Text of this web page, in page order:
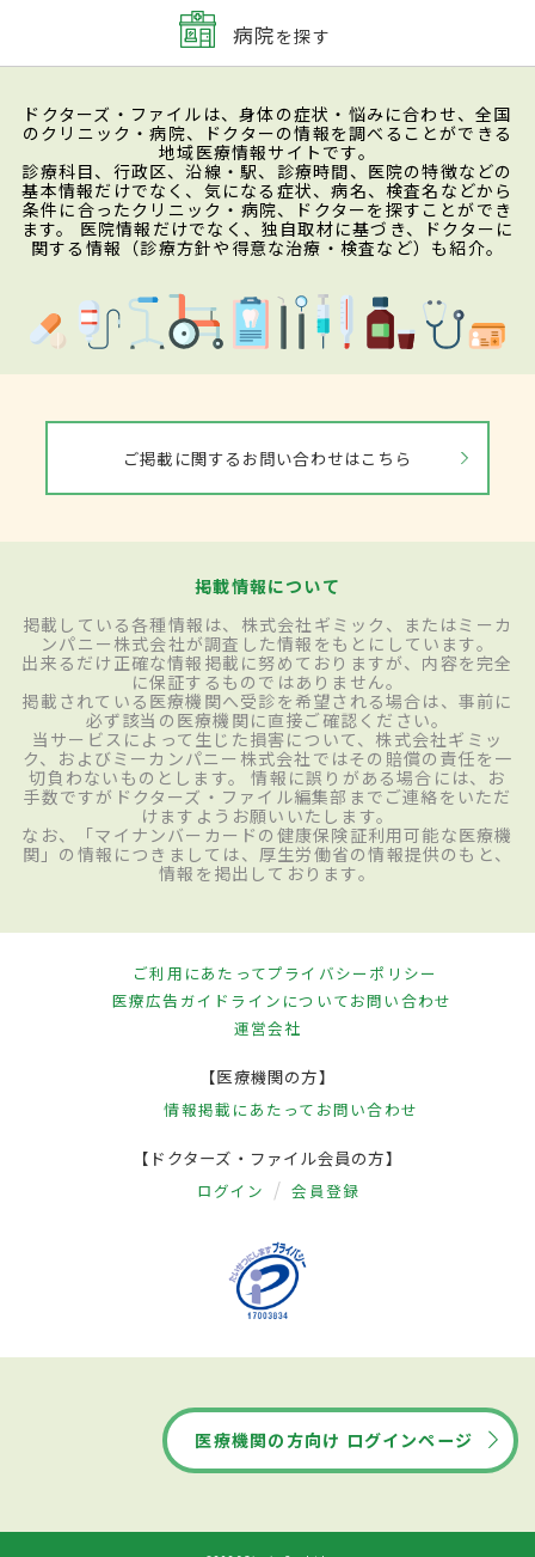
病院を探す
ドクターズ・ファイルは、身体の症状・悩みに合わせ、全国
のクリニック・病院、ドクターの情報を調べることができる
地域医療情報サイトです。
診療科目、行政区、沿線・駅、診療時間、医院の特徴などの
基本情報だけでなく、気になる症状、病名、検査名などから
条件に合ったクリニック・病院、ドクターを探すことができ
ます。 医院情報だけでなく、独自取材に基づき、ドクターに
関する情報（診療方針や得意な治療・検査など）も紹介。
ご掲載に関するお問い合わせはこちら
掲載情報について
掲載している各種情報は、株式会社ギミック、またはミーカ
ンパニー株式会社が調査した情報をもとにしています。
出来るだけ正確な情報掲載に努めておりますが、内容を完全
に保証するものではありません。
掲載されている医療機関へ受診を希望される場合は、事前に
必ず該当の医療機関に直接ご確認ください。
当サービスによって生じた損害について、株式会社ギミッ
ク、およびミーカンパニー株式会社ではその賠償の責任を一
切負わないものとします。 情報に誤りがある場合には、お
手数ですがドクターズ・ファイル編集部までご連絡をいただ
けますようお願いいたします。
なお、「マイナンバーカードの健康保険証利用可能な医療機
関」の情報につきましては、厚生労働省の情報提供のもと、
情報を掲出しております。
ご利用にあたってプライバシーポリシー
医療広告ガイドラインについてお問い合わせ
運営会社
【医療機関の方】
情報掲載にあたって お問い合わせ
【ドクターズ・ファイル会員の方】
ログイン 会員登録
医療機関の方向け ログインページ